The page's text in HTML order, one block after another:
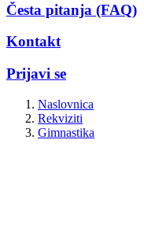
Česta pitanja (FAQ)
Kontakt
Prijavi se
Naslovnica
Rekviziti
Gimnastika